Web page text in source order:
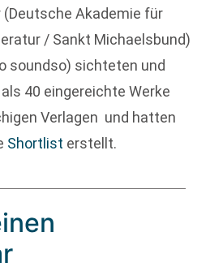
(Deutsche Akademie für
/ Sankt Michaelsbund)
soundso) sichteten und
40 eingereichte Werke
Verlagen und hatten
Shortlist erstellt.